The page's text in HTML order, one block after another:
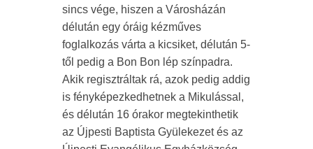
sincs vége, hiszen a Városházán
délután egy óráig kézműves
foglalkozás várta a kicsiket, délután 5-
től pedig a Bon Bon lép színpadra.
Akik regisztráltak rá, azok pedig addig
is fényképezkedhetnek a Mikulással,
és délután 16 órakor megtekinthetik
az Újpesti Baptista Gyülekezet és az